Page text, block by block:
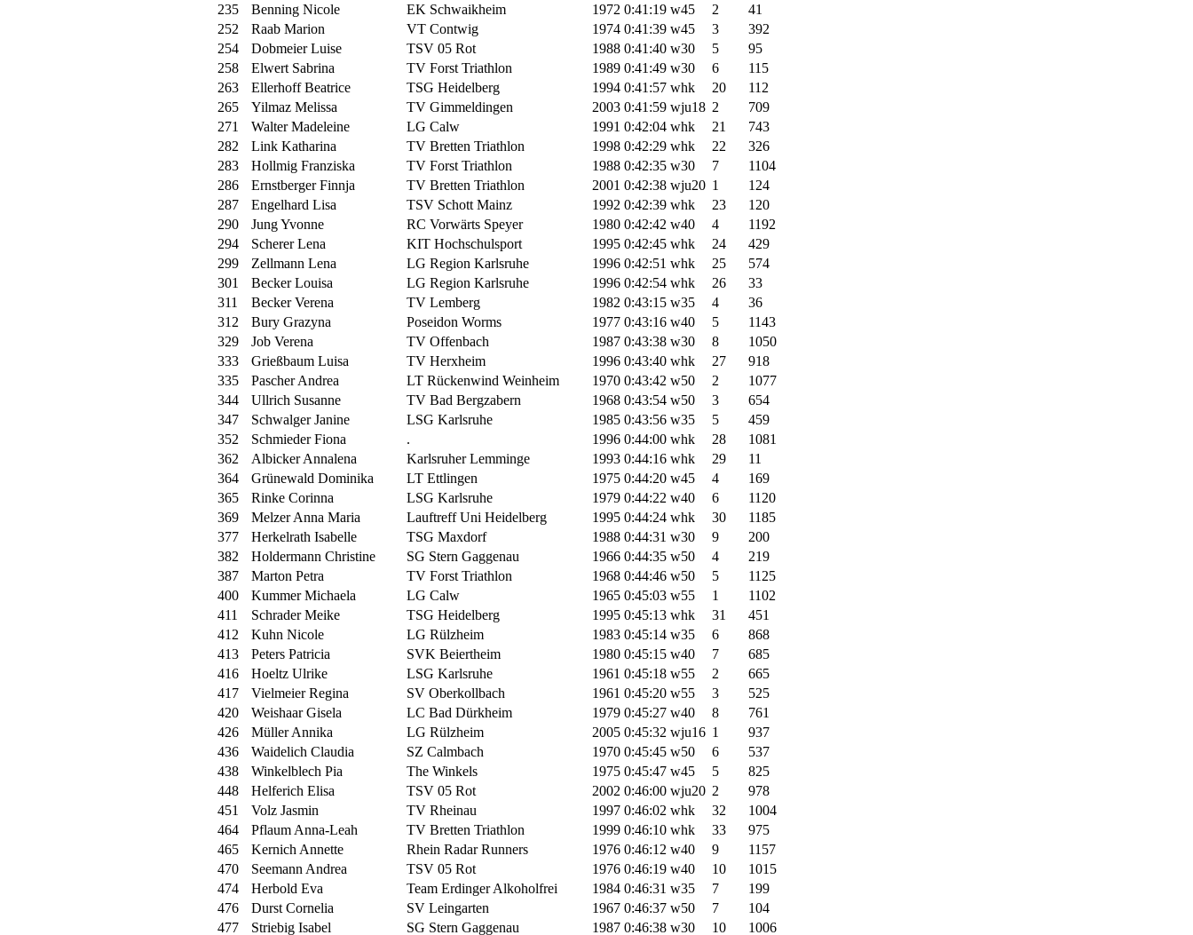
235
Benning Nicole EK Schwaikheim 1972 0:41:19 w45 2
41
252
Raab Marion VT Contwig 1974 0:41:39 w45 3
392
254
Dobmeier Luise TSV 05 Rot 1988 0:41:40 w30 5
95
258
Elwert Sabrina TV Forst Triathlon 1989 0:41:49 w30 6
115
263
Ellerhoff Beatrice TSG Heidelberg 1994 0:41:57 whk 20
112
265
Yilmaz Melissa TV Gimmeldingen 2003 0:41:59 wju18 2
709
271
Walter Madeleine LG Calw 1991 0:42:04 whk 21
743
282
Link Katharina TV Bretten Triathlon 1998 0:42:29 whk 22
326
283
Hollmig Franziska TV Forst Triathlon 1988 0:42:35 w30 7
1104
286
Ernstberger Finnja TV Bretten Triathlon 2001 0:42:38 wju20 1
124
287
Engelhard Lisa TSV Schott Mainz 1992 0:42:39 whk 23
120
290
Jung Yvonne RC Vorwärts Speyer 1980 0:42:42 w40 4
1192
294
Scherer Lena KIT Hochschulsport 1995 0:42:45 whk 24
429
299
Zellmann Lena LG Region Karlsruhe 1996 0:42:51 whk 25
574
301
Becker Louisa LG Region Karlsruhe 1996 0:42:54 whk 26
33
311
Becker Verena TV Lemberg 1982 0:43:15 w35 4
36
312
Bury Grazyna Poseidon Worms 1977 0:43:16 w40 5
1143
329
Job Verena TV Offenbach 1987 0:43:38 w30 8
1050
333
Grießbaum Luisa TV Herxheim 1996 0:43:40 whk 27
918
335
Pascher Andrea LT Rückenwind Weinheim 1970 0:43:42 w50 2
1077
344
Ullrich Susanne TV Bad Bergzabern 1968 0:43:54 w50 3
654
347
Schwalger Janine LSG Karlsruhe 1985 0:43:56 w35 5
459
352
Schmieder Fiona . 1996 0:44:00 whk 28
1081
362
Albicker Annalena Karlsruher Lemminge 1993 0:44:16 whk 29
11
364
Grünewald Dominika LT Ettlingen 1975 0:44:20 w45 4
169
365
Rinke Corinna LSG Karlsruhe 1979 0:44:22 w40 6
1120
369
Melzer Anna Maria Lauftreff Uni Heidelberg 1995 0:44:24 whk 30
1185
377
Herkelrath Isabelle TSG Maxdorf 1988 0:44:31 w30 9
200
382
Holdermann Christine SG Stern Gaggenau 1966 0:44:35 w50 4
219
387
Marton Petra TV Forst Triathlon 1968 0:44:46 w50 5
1125
400
Kummer Michaela LG Calw 1965 0:45:03 w55 1
1102
411
Schrader Meike TSG Heidelberg 1995 0:45:13 whk 31
451
412
Kuhn Nicole LG Rülzheim 1983 0:45:14 w35 6
868
413
Peters Patricia SVK Beiertheim 1980 0:45:15 w40 7
685
416
Hoeltz Ulrike LSG Karlsruhe 1961 0:45:18 w55 2
665
417
Vielmeier Regina SV Oberkollbach 1961 0:45:20 w55 3
525
420
Weishaar Gisela LC Bad Dürkheim 1979 0:45:27 w40 8
761
426
Müller Annika LG Rülzheim 2005 0:45:32 wju16 1
937
436
Waidelich Claudia SZ Calmbach 1970 0:45:45 w50 6
537
438
Winkelblech Pia The Winkels 1975 0:45:47 w45 5
825
448
Helferich Elisa TSV 05 Rot 2002 0:46:00 wju20 2
978
451
Volz Jasmin TV Rheinau 1997 0:46:02 whk 32
1004
464
Pflaum Anna-Leah TV Bretten Triathlon 1999 0:46:10 whk 33
975
465
Kernich Annette Rhein Radar Runners 1976 0:46:12 w40 9
1157
470
Seemann Andrea TSV 05 Rot 1976 0:46:19 w40 10
1015
474
Herbold Eva Team Erdinger Alkoholfrei 1984 0:46:31 w35 7
199
476
Durst Cornelia SV Leingarten 1967 0:46:37 w50 7
104
477
Striebig Isabel SG Stern Gaggenau 1987 0:46:38 w30 10
1006